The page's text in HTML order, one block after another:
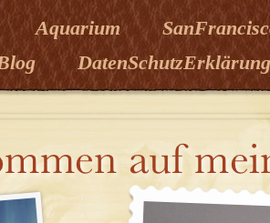
Aquarium
DatenSchutzErklärung